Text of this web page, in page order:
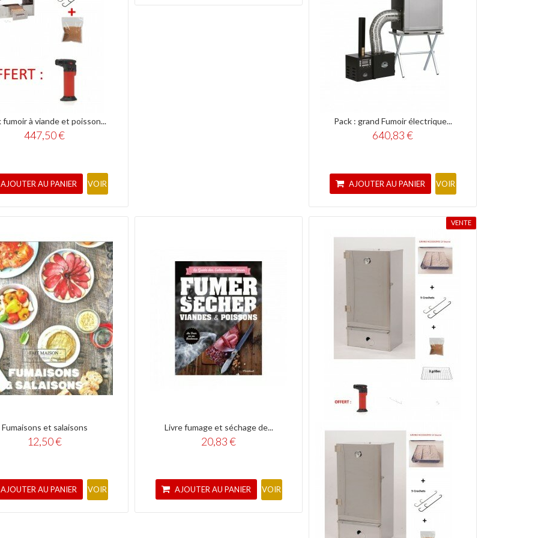
fumoir à viande et poisson...
447,50 €
AJOUTER AU PANIER VOIR
Pack : grand Fumoir électrique...
640,83 €
AJOUTER AU PANIER VOIR
Fumaisons et salaisons
12,50 €
AJOUTER AU PANIER VOIR
Livre fumage et séchage de...
20,83 €
AJOUTER AU PANIER VOIR
VENTE